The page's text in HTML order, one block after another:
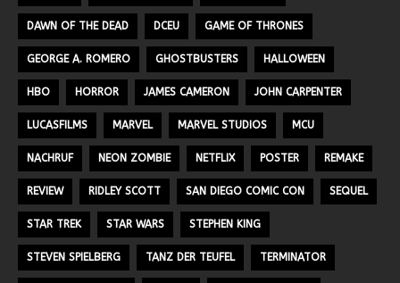
DAWN OF THE DEAD DCEU GAME OF THRONES
GEORGE A. ROMERO GHOSTBUSTERS HALLOWEEN
HBO HORROR JAMES CAMERON JOHN CARPENTER
LUCASFILMS MARVEL MARVEL STUDIOS MCU
NACHRUF NEON ZOMBIE NETFLIX POSTER REMAKE
REVIEW RIDLEY SCOTT SAN DIEGO COMIC CON SEQUEL
STAR TREK STAR WARS STEPHEN KING
STEVEN SPIELBERG TANZ DER TEUFEL TERMINATOR